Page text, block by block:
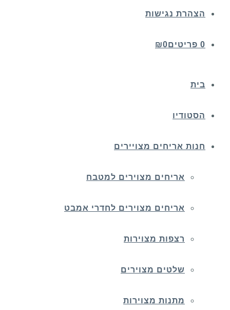
הצהרת נגישות
0 פריטים ₪0
בית
הסטודיו
חנות אריחים מצויירים
אריחים מצוירים למטבח
אריחים מצוירים לחדרי אמבט
רצפות מצוירות
שלטים מצוירים
מתנות מצוירות